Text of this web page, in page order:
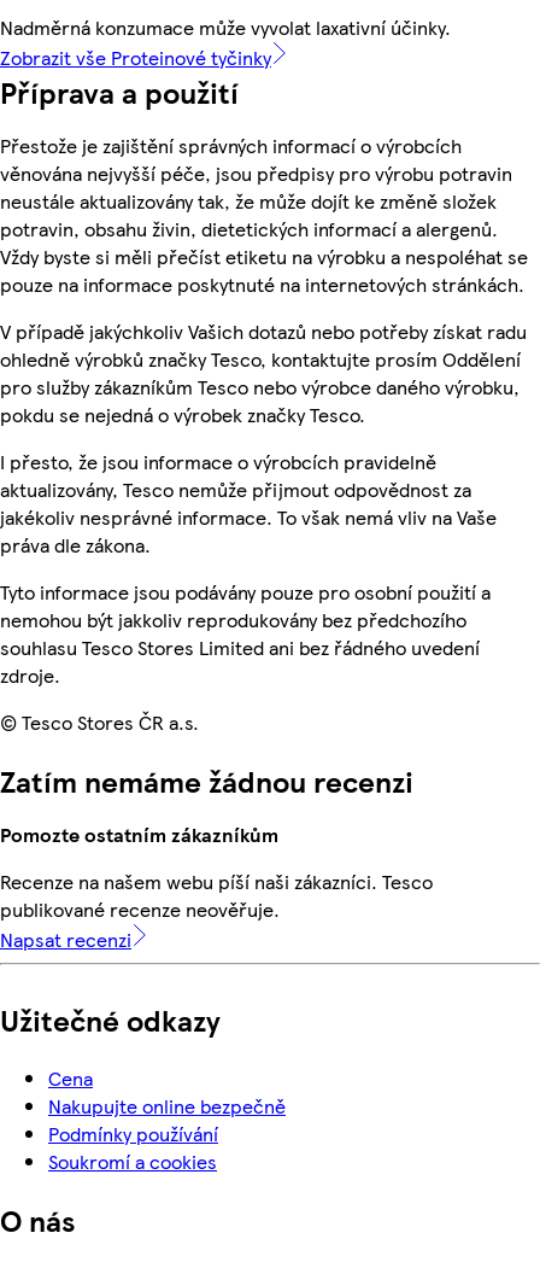
Nadměrná konzumace může vyvolat laxativní účinky.
Zobrazit vše Proteinové tyčinky
Příprava a použití
Přestože je zajištění správných informací o výrobcích
věnována nejvyšší péče, jsou předpisy pro výrobu potravin
neustále aktualizovány tak, že může dojít ke změně složek
potravin, obsahu živin, dietetických informací a alergenů.
Vždy byste si měli přečíst etiketu na výrobku a nespoléhat se
pouze na informace poskytnuté na internetových stránkách.
V případě jakýchkoliv Vašich dotazů nebo potřeby získat radu
ohledně výrobků značky Tesco, kontaktujte prosím Oddělení
pro služby zákazníkům Tesco nebo výrobce daného výrobku,
pokdu se nejedná o výrobek značky Tesco.
I přesto, že jsou informace o výrobcích pravidelně
aktualizovány, Tesco nemůže přijmout odpovědnost za
jakékoliv nesprávné informace. To však nemá vliv na Vaše
práva dle zákona.
Tyto informace jsou podávány pouze pro osobní použití a
nemohou být jakkoliv reprodukovány bez předchozího
souhlasu Tesco Stores Limited ani bez řádného uvedení
zdroje.
© Tesco Stores ČR a.s.
Zatím nemáme žádnou recenzi
Pomozte ostatním zákazníkům
Recenze na našem webu píší naši zákazníci. Tesco
publikované recenze neověřuje.
Napsat recenzi
Užitečné odkazy
Cena
Nakupujte online bezpečně
Podmínky používání
Soukromí a cookies
O nás